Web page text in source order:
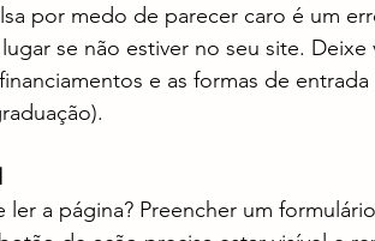
por medo de parecer caro é um
se não estiver no seu site. Deixe
e as formas de entrada
a página? Preencher um